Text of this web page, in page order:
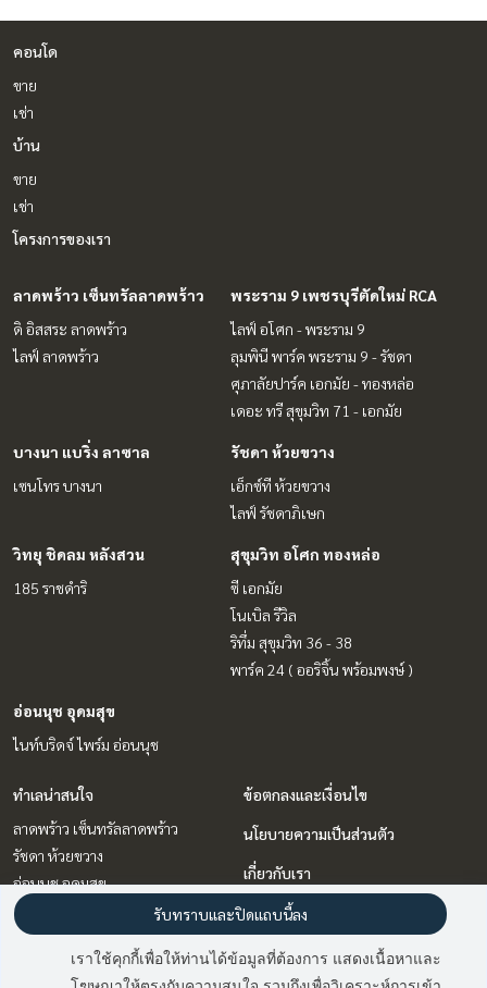
คอนโด
ขาย
เช่า
บ้าน
ขาย
เช่า
โครงการของเรา
ลาดพร้าว เซ็นทรัลลาดพร้าว
ดิ อิสสระ ลาดพร้าว
ไลฟ์ ลาดพร้าว
พระราม 9 เพชรบุรีตัดใหม่ RCA
ไลฟ์ อโศก - พระราม 9
ลุมพินี พาร์ค พระราม 9 - รัชดา
ศุภาลัยปาร์ค เอกมัย - ทองหล่อ
เดอะ ทรี สุขุมวิท 71 - เอกมัย
บางนา แบริ่ง ลาซาล
เซนโทร บางนา
รัชดา ห้วยขวาง
เอ็กซ์ที ห้วยขวาง
ไลฟ์ รัชดาภิเษก
วิทยุ ชิดลม หลังสวน
185 ราชดำริ
สุขุมวิท อโศก ทองหล่อ
ซี เอกมัย
โนเบิล รีวิล
ริทึ่ม สุขุมวิท 36 - 38
พาร์ค 24 ( ออริจิ้น พร้อมพงษ์ )
อ่อนนุช อุดมสุข
ไนท์บริดจ์ ไพร์ม อ่อนนุช
ทำเลน่าสนใจ
ลาดพร้าว เซ็นทรัลลาดพร้าว
รัชดา ห้วยขวาง
อ่อนนุช อุดมสุข
วิทยุ ชิดลม หลังสวน
สุขุมวิท อโศก ทองหล่อ
พระราม 9 เพชรบุรีตัดใหม่ RCA
ข้อตกลงและเงื่อนไข
นโยบายความเป็นส่วนตัว
เกี่ยวกับเรา
วิธีการฝากขาย-เช่า
ติดต่อ
เราใช้คุกกี้เพื่อให้ท่านได้ข้อมูลที่ต้องการ แสดงเนื้อหาและ
รับทราบและปิดแถบนี้ลง